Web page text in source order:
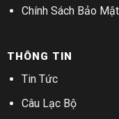
Chính Sách Bảo Mật
THÔNG TIN
Tin Tức
Câu Lạc Bộ